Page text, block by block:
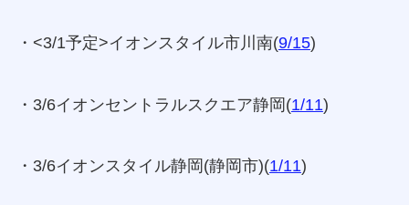
・<3/1予定>イオンスタイル市川南(9/15)
・3/6イオンセントラルスクエア静岡(1/11)
・3/6イオンスタイル静岡(静岡市)(1/11)